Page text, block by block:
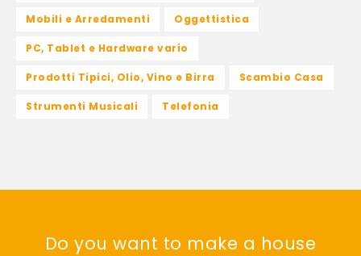
Mobili e Arredamenti Oggettistica
PC, Tablet e Hardware vario
Prodotti Tipici, Olio, Vino e Birra Scambio Casa
Strumenti Musicali Telefonia
Do you want to make a house